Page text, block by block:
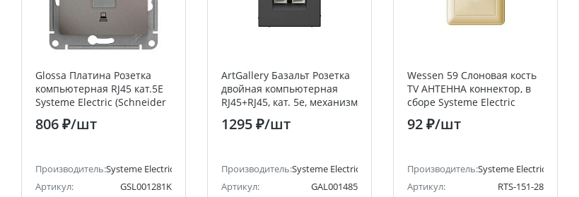
Schneider Electric)
Glossa Платина Розетка
компьютерная RJ45 кат.5E
Systeme Electric (Schneider
Electric)
806 ₽/шт
Производитель:Systeme Electric (ранее Schneider Electric)
Артикул:
GSL001281K
ArtGallery Базальт Розетка
двойная компьютерная
RJ45+RJ45, кат. 5е, механизм
Systeme Electric (Schneider
Electric)
1295 ₽/шт
Производитель:Systeme Electric (ранее Schneider Electric)
Артикул:
GAL001485
Wessen 59 Слоновая кость
TV АНТЕННА коннектор, в
сборе Systeme Electric
(Schneider Electric)
92 ₽/шт
Производитель:Systeme Electric
Артикул:
RTS-151-28